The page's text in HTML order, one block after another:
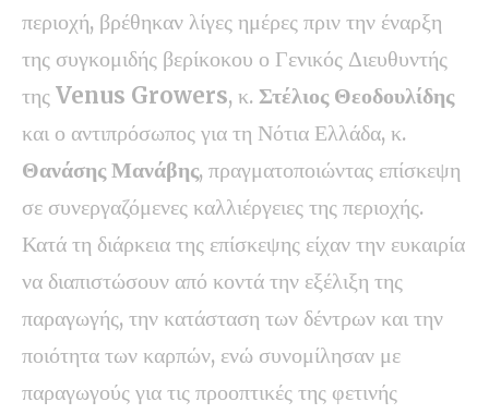
περιοχή, βρέθηκαν λίγες ημέρες πριν την έναρξη
της συγκομιδής βερίκοκου ο Γενικός Διευθυντής
της Venus Growers, κ. Στέλιος Θεοδουλίδης
και ο αντιπρόσωπος για τη Νότια Ελλάδα, κ.
Θανάσης Μανάβης, πραγματοποιώντας επίσκεψη
σε συνεργαζόμενες καλλιέργειες της περιοχής.
Κατά τη διάρκεια της επίσκεψης είχαν την ευκαιρία
να διαπιστώσουν από κοντά την εξέλιξη της
παραγωγής, την κατάσταση των δέντρων και την
ποιότητα των καρπών, ενώ συνομίλησαν με
παραγωγούς για τις προοπτικές της φετινής